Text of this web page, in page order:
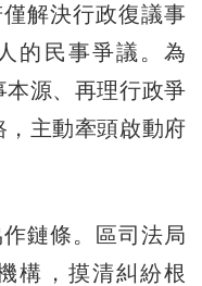
解決行政復議事
的民事爭議。為
本源、再理行政爭
，主動牽頭啟動府
鏈條。區司法局
構，摸清糾紛根